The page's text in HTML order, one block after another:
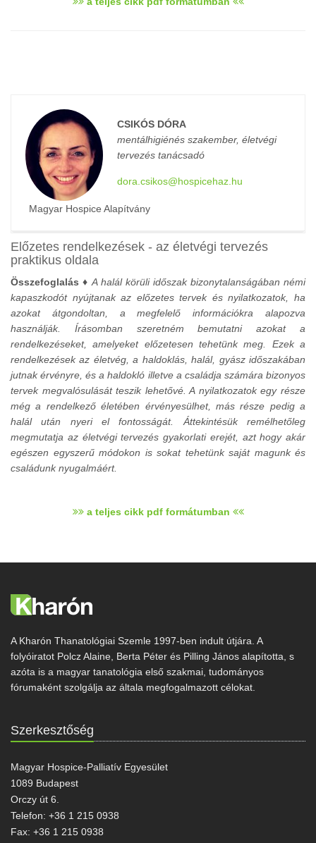
CSIKÓS DÓRA
mentálhigiénés szakember, életvégi
tervezés tanácsadó
dora.csikos@hospicehaz.hu
Magyar Hospice Alapítvány
Előzetes rendelkezések - az életvégi tervezés
praktikus oldala
Összefoglalás ♦ A halál körüli időszak bizonytalanságában némi
kapaszkodót nyújtanak az előzetes tervek és nyilatkozatok, ha
azokat átgondoltan, a megfelelő információkra alapozva
használják. Írásomban szeretném bemutatni azokat a
rendelkezéseket, amelyeket előzetesen tehetünk meg. Ezek a
rendelkezések az életvég, a haldoklás, halál, gyász időszakában
jutnak érvényre, és a haldokló illetve a családja számára bizonyos
tervek megvalósulását teszik lehetővé. A nyilatkozatok egy része
még a rendelkező életében érvényesülhet, más része pedig a
halál után nyeri el fontosságát. Áttekintésük remélhetőleg
megmutatja az életvégi tervezés gyakorlati erejét, azt hogy akár
egészen egyszerű módokon is sokat tehetünk saját magunk és
családunk nyugalmáért.
a teljes cikk pdf formátumban
A Kharón Thanatológiai Szemle 1997-ben indult útjára. A
folyóiratot Polcz Alaine, Berta Péter és Pilling János alapította, s
azóta is a magyar tanatológia első szakmai, tudományos
fórumaként szolgálja az általa megfogalmazott célokat.
Szerkesztőség
Magyar Hospice-Palliatív Egyesület
1089 Budapest
Orczy út 6.
Telefon: +36 1 215 0938
Fax: +36 1 215 0938